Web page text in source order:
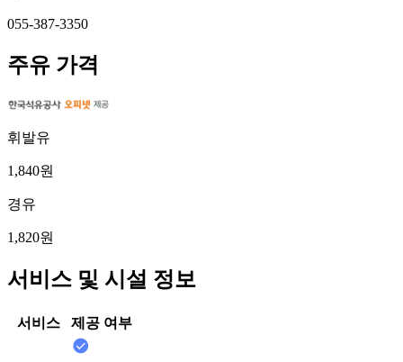
055-387-3350
주유 가격
휘발유
1,840원
경유
1,820원
서비스 및 시설 정보
서비스 제공 여부